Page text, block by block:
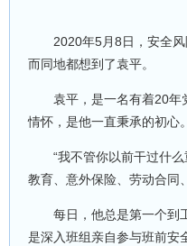
2020年5月8日，安全
而同地都想到了袁平。
袁平，是一名有着20年
情怀，是他一直秉承的初心
“我不管你以前干过什
教育、意外保险、劳动合同
每日，他总是第一个到
是深入班组亲自参与班前安